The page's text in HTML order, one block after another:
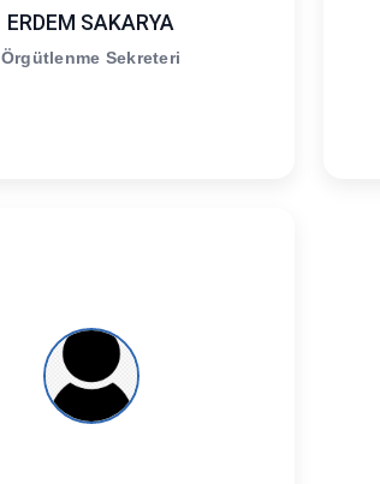
ERDEM SAKARYA
Örgütlenme Sekreteri